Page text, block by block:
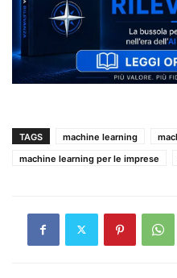
TAGS machine learning
machine learning per le imprese